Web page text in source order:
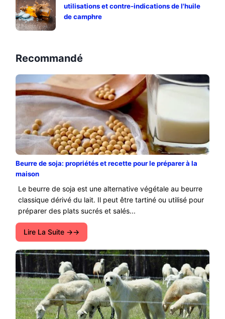
utilisations et contre-indications de l'huile
de camphre
Recommandé
Beurre de soja: propriétés et recette pour le préparer à la
maison
Le beurre de soja est une alternative végétale au beurre
classique dérivé du lait. Il peut être tartiné ou utilisé pour
préparer des plats sucrés et salés...
Lire La Suite →